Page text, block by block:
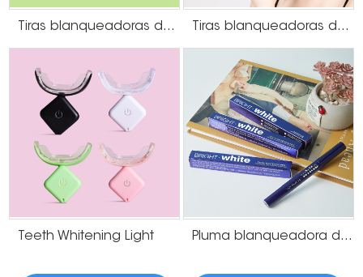
Tiras blanqueadoras de dientes sin residuos de gel con sabor a lima Tiras blanqueadoras de dientes tipo U
Teeth Whitening Light Pluma blanqueadora de dientes con sabor a menta